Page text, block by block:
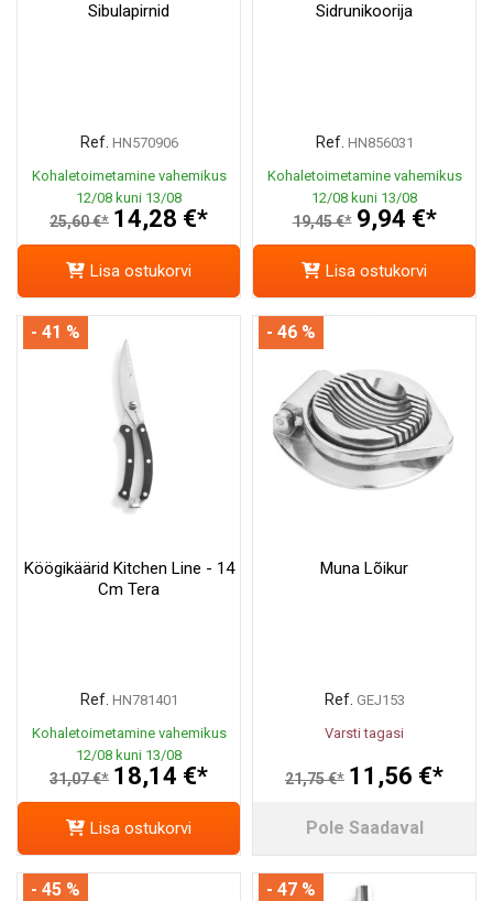
Sibulapirnid
Ref. HN570906
Kohaletoimetamine vahemikus
12/08 kuni 13/08
25,60 €* 14,28 €*
Lisa ostukorvi
Sidrunikoorija
Ref. HN856031
Kohaletoimetamine vahemikus
12/08 kuni 13/08
19,45 €* 9,94 €*
Lisa ostukorvi
Köögikäärid Kitchen Line - 14
Cm Tera
Ref. HN781401
Kohaletoimetamine vahemikus
12/08 kuni 13/08
31,07 €* 18,14 €*
- 41 %
Lisa ostukorvi
Muna Lõikur
Ref. GEJ153
Varsti tagasi
21,75 €* 11,56 €*
- 46 %
Pole Saadaval
- 45 % - 47 %